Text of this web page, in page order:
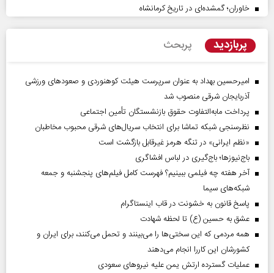
خاوران؛ گمشده‌ای در تاریخ کرمانشاه
پربازدید پربحث
امیرحسین بهداد به عنوان سرپرست هیئت کوهنوردی و صعودهای ورزشی
آذربایجان شرقی منصوب شد
پرداخت مابه‌التفاوت حقوق بازنشستگان تأمین اجتماعی
نظرسنجی شبکه تماشا برای انتخاب سریال‌های شرقی محبوب مخاطبان
«نظم ایرانی» در تنگه هرمز غیرقابل بازگشت است
باج‌نیوزها؛ باج‌گیری در لباس افشاگری
آخر هفته چه فیلمی ببینیم؟ فهرست کامل فیلم‌های پنجشنبه و جمعه
شبکه‌های سیما
پاسخ قانون به خشونت در قاب اینستاگرام
عشق به حسین (ع) تا لحظه شهادت
همه مردمی که این سختی‌ها را می‌بینند و تحمل می‌کنند، برای ایران و
کشورشان این کاررا انجام می‌دهند
عملیات گسترده ارتش یمن علیه نیروهای سعودی